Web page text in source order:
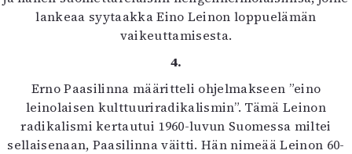
lankeaa syytaakka Eino Leinon loppuelämän
vaikeuttamisesta.
4.
Erno Paasilinna määritteli ohjelmakseen ”eino
leinolaisen kulttuuriradikalismin”. Tämä Leinon
radikalismi kertautui 1960-luvun Suomessa miltei
sellaisenaan, Paasilinna väitti. Hän nimeää Leinon 60-